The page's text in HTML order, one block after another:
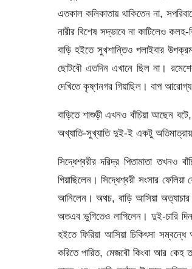
এতকাল কলিকাতায় থাকিতেন না,
নারীর বিশেষ সদ্ভাবে না কাটিলেও
বাড়ি হইতে সুখশান্তিও পলাইবার
ছোটবৌ এতদিন এখানে ছিল না।
দেখিতে কৃষ্ণনগর গিয়াছিল। বাপ
বাড়িতে শাশুড়ী এখনও বাঁচিয়া আছেন
অখ্যাতি-সুখ্যাতি দুই-ই একটু
সিদ্ধেশ্বরীর দরিদ্র পিতামাতা তখনও
গিয়াছিলেন। সিদ্ধেশ্বরী সংসার
আনিলেন। অথচ, বাড়ি আসিয়া
অতএব ভুগিতেও লাগিলেন। দুই-চারি
হইতে ফিরিয়া আসিয়া চিকিৎসা
করিতে পারিত, মেজবৌ কিংবা আর কেহ